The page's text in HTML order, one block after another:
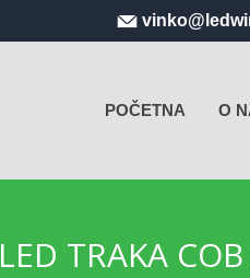
POČETNA O
LED TRAKA